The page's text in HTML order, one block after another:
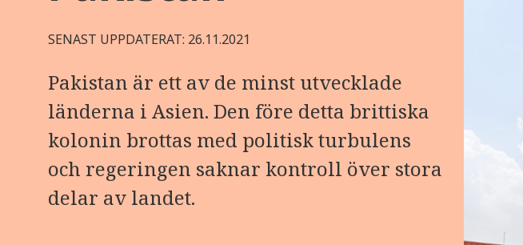
SENAST UPPDATERAT: 26.11.2021
Pakistan är ett av de minst utvecklade
länderna i Asien. Den före detta brittiska
kolonin brottas med politisk turbulens
och regeringen saknar kontroll över stora
delar av landet.